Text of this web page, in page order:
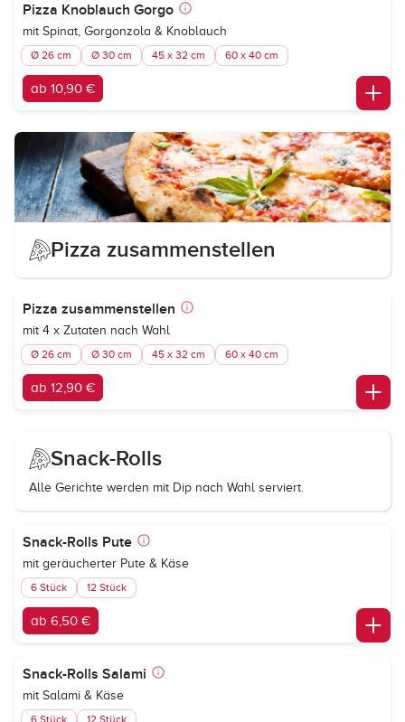
Pizza Knoblauch Gorgo
mit Spinat, Gorgonzola & Knoblauch
Ø 26 cm Ø 30 cm 45 x 32 cm 60 x 40 cm
ab 10,90 €
Pizza zusammenstellen
Pizza zusammenstellen
mit 4 x Zutaten nach Wahl
Ø 26 cm Ø 30 cm 45 x 32 cm 60 x 40 cm
ab 12,90 €
Snack-Rolls
Alle Gerichte werden mit Dip nach Wahl serviert.
Snack-Rolls Pute
mit geräucherter Pute & Käse
6 Stück 12 Stück
ab 6,50 €
Snack-Rolls Salami
mit Salami & Käse
6 Stück 12 Stück